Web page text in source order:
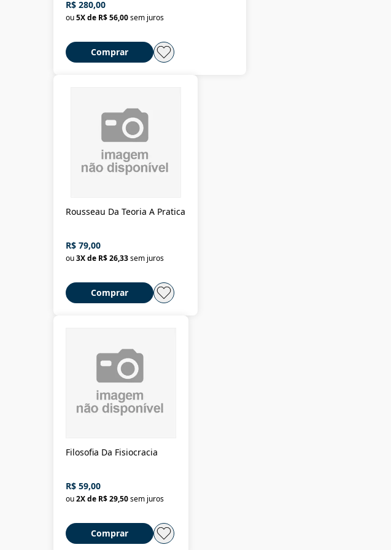
R$ 280,00
ou5X de R$ 56,00sem juros
Comprar
Rousseau Da Teoria A Pratica
R$ 79,00
ou3X de R$ 26,33sem juros
Comprar
Filosofia Da Fisiocracia
R$ 59,00
ou2X de R$ 29,50sem juros
Comprar